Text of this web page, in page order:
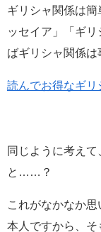
ギリシャ関係は簡
ッセイア」「ギ
ばギリシャ関係は
読んでお得なギリ
同じように考え
と……？
これがなかなか
本人ですから、